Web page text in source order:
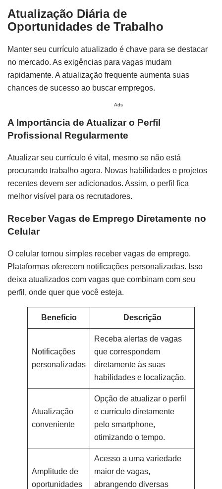
Atualização Diária de
Oportunidades de Trabalho
Manter seu currículo atualizado é chave para se destacar
no mercado. As exigências para vagas mudam
rapidamente. A atualização frequente aumenta suas
chances de sucesso ao buscar empregos.
Ads
A Importância de Atualizar o Perfil
Profissional Regularmente
Atualizar seu currículo é vital, mesmo se não está
procurando trabalho agora. Novas habilidades e projetos
recentes devem ser adicionados. Assim, o perfil fica
melhor visível para os recrutadores.
Receber Vagas de Emprego Diretamente no
Celular
O celular tornou simples receber vagas de emprego.
Plataformas oferecem notificações personalizadas. Isso
deixa atualizados com vagas que combinam com seu
perfil, onde quer que você esteja.
Benefício Descrição
Notificações
personalizadas
Receba alertas de vagas
que correspondem
diretamente às suas
habilidades e localização.
Atualização
conveniente
Opção de atualizar o perfil
e currículo diretamente
pelo smartphone,
otimizando o tempo.
Amplitude de
oportunidades
Acesso a uma variedade
maior de vagas,
abrangendo diversas